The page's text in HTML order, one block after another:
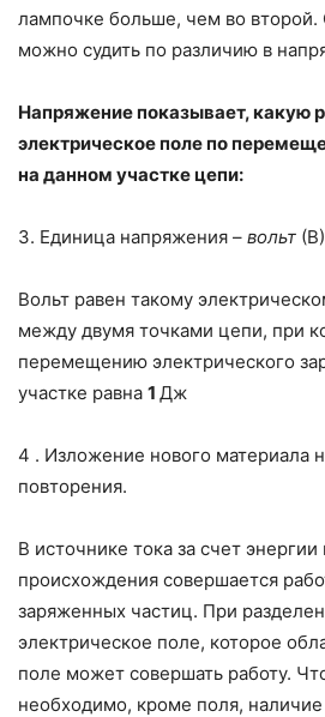
лампочке больше, чем во
можно судить по различию в
Напряжение показывает, какую
электрическое поле по
на данном участке цепи:
3. Единица напряжения – вольт
Вольт равен такому
между двумя точками цепи, при
перемещению электрического
участке равна 1 Дж
4 . Изложение нового материала
повторения.
В источнике тока за счет
происхождения со­вершается
заряженных частиц. При
электрическое поле, которое
поле может совершать работу.
необходимо, кроме поля,